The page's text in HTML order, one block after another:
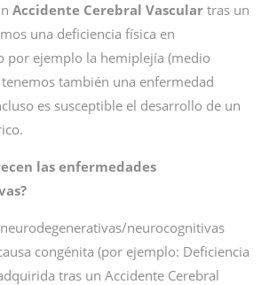
Accidente Cerebral Vascular tras un
una deficiencia física en
por ejemplo la hemiplejía (medio
también una enfermedad
es susceptible el desarrollo de un
las enfermedades
neurocognitivas
congénita (por ejemplo: Deficiencia
tras un Accidente Cerebral